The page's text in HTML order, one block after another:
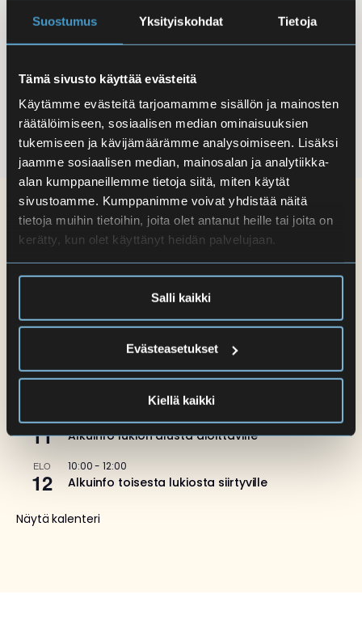
Suostumus Yksityiskohdat Tietoja
Tämä sivusto käyttää evästeitä
Käytämme evästeitä tarjoamamme sisällön ja mainosten
räätälöimiseen, sosiaalisen median ominaisuuksien
tukemiseen ja kävijämäärämme analysoimiseen. Lisäksi
jaamme sosiaalisen median, mainosalan ja analytiikka-
alan kumppaneillemme tietoja siitä, miten käytät
sivustoamme. Kumppanimme voivat yhdistää näitä
tietoja muihin tietoihin, joita olet antanut heille tai joita on
kerätty, kun olet käyttänyt heidän palvelujaan.
Salli kaikki
Evästeasetukset
Kiellä kaikki
kesäajan aukiolon ajantasaiset tiedot sekä
kesän tärkeät muistettavat päivämäärät
opiskelijoille. Toimisto & kirjalainaamo
Todistukset ja opintotiedot Suomen kurssit
Huom! Jos
nuorten
Kalenteri
ELO
6
6.8.2026 10.00-22.8.2026 23.30
Ennakkoilmoittautuminen jakson 1 opintoihin
(ammattilukio)
ELO
10
10.8.2026 08.00-18.8.2026 17.00
10 Ennakkoilmoittautuminen jakson 1 opintoihin
ELO
11
10:00-12:00
Alkuinfo lukion alusta aloittaville
ELO
12
10:00-12:00
Alkuinfo toisesta lukiosta siirtyville
Näytä kalenteri